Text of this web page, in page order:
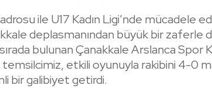
ile U17 Kadın Ligi’nde mücadele
deplasmanından büyük bir zaferle
bulunan Çanakkale Arslanca Spor
temsilcimiz, etkili oyunuyla rakibini 4-0
bir galibiyet getirdi.